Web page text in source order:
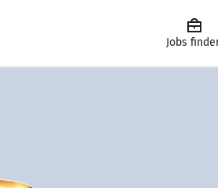
Jobs